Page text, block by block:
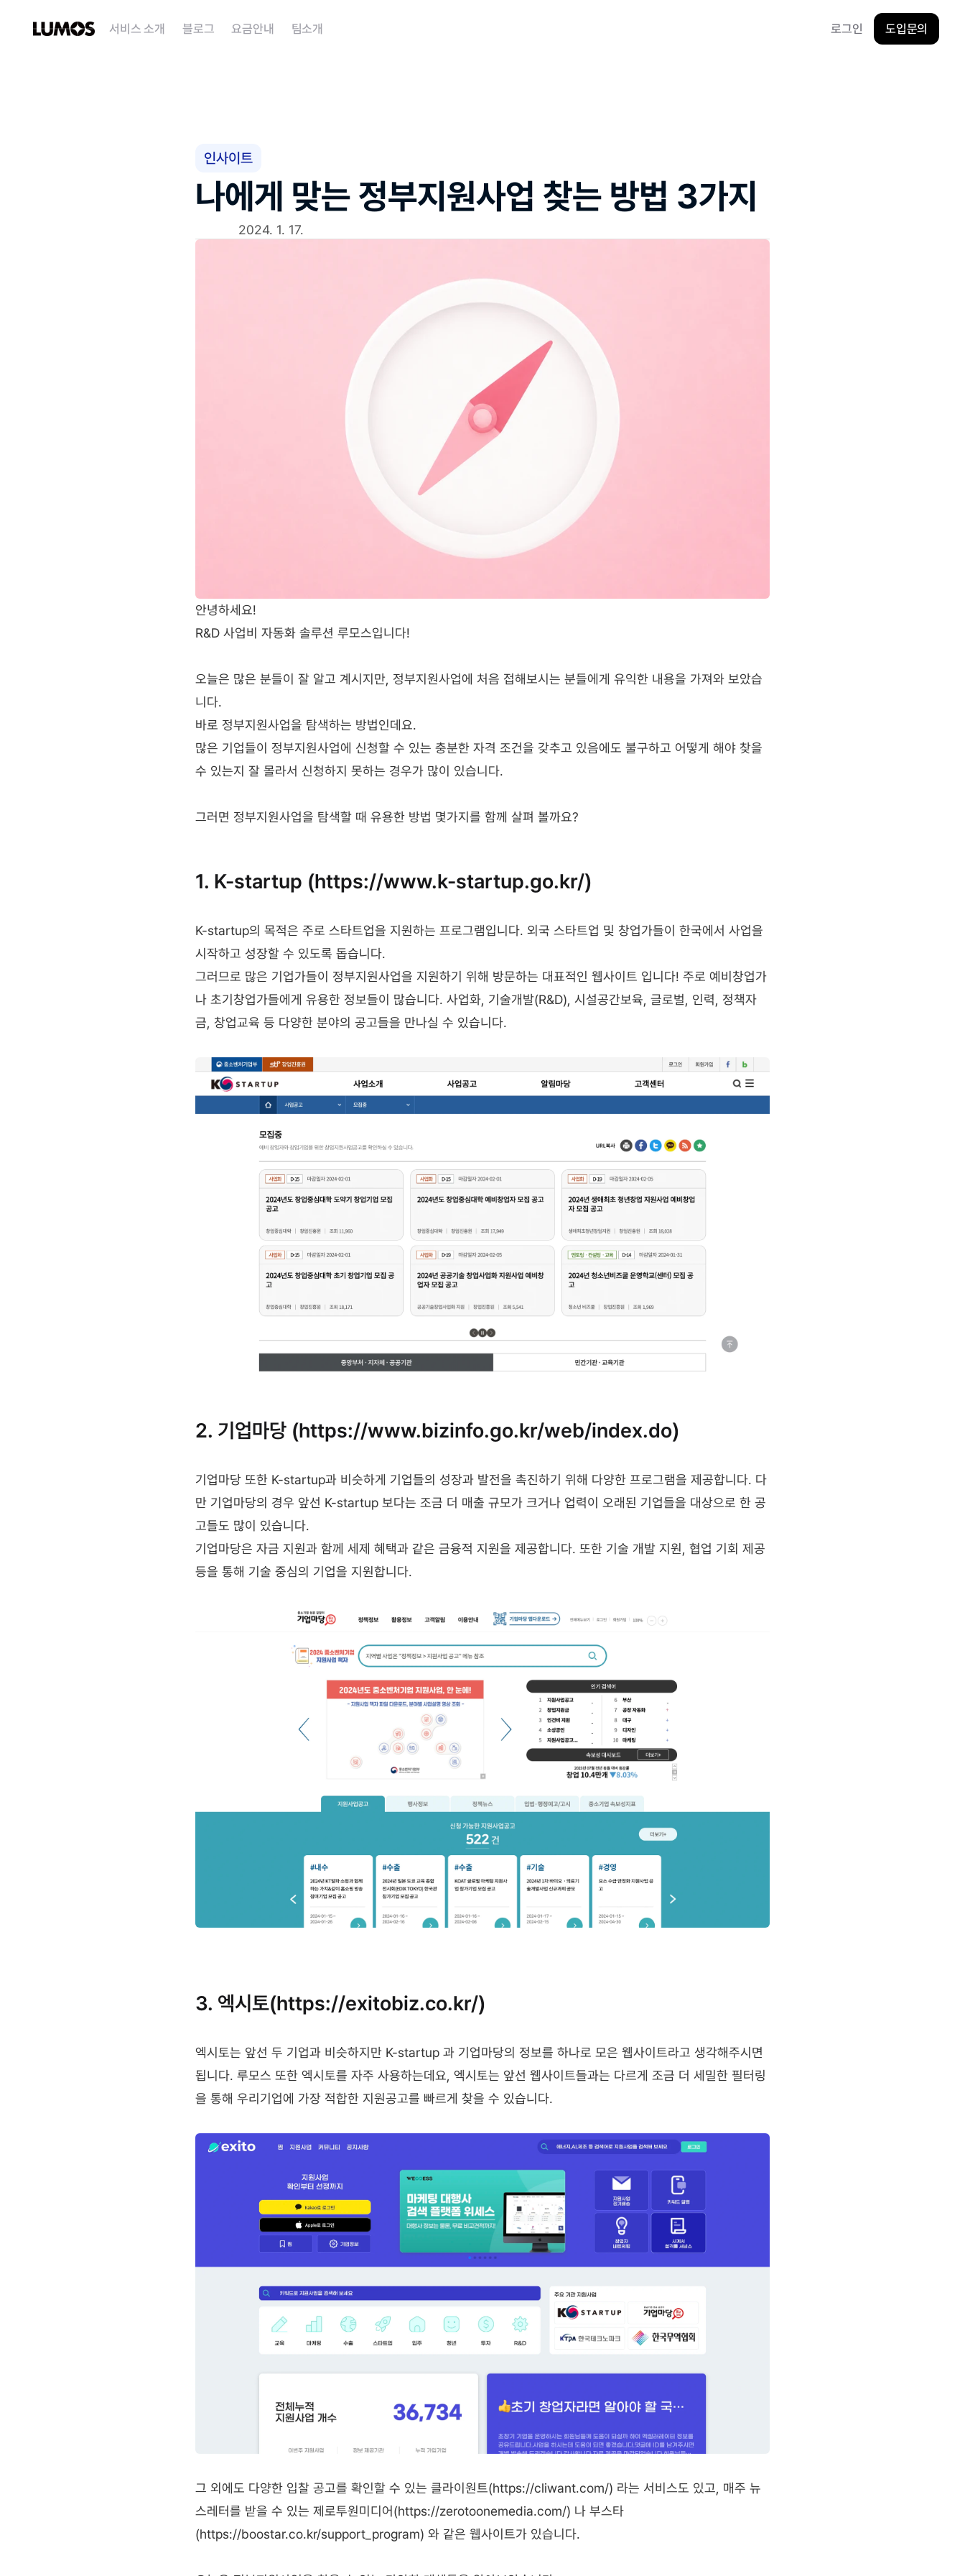
서비스 소개 블로그 요금안내 팀소개 로그인 도입문의
인사이트
나에게 맞는 정부지원사업 찾는 방법 3가지
2024. 1. 17.
안녕하세요!
R&D 사업비 자동화 솔루션 루모스입니다!
오늘은 많은 분들이 잘 알고 계시지만, 정부지원사업에 처음 접해보시는 분들에게 유익한 내용을 가져와 보았습
니다.
바로 정부지원사업을 탐색하는 방법인데요.
많은 기업들이 정부지원사업에 신청할 수 있는 충분한 자격 조건을 갖추고 있음에도 불구하고 어떻게 해야 찾을
수 있는지 잘 몰라서 신청하지 못하는 경우가 많이 있습니다.
그러면 정부지원사업을 탐색할 때 유용한 방법 몇가지를 함께 살펴 볼까요?
1. K-startup (https://www.k-startup.go.kr/)
K-startup의 목적은 주로 스타트업을 지원하는 프로그램입니다. 외국 스타트업 및 창업가들이 한국에서 사업을
시작하고 성장할 수 있도록 돕습니다.
그러므로 많은 기업가들이 정부지원사업을 지원하기 위해 방문하는 대표적인 웹사이트 입니다! 주로 예비창업가
나 초기창업가들에게 유용한 정보들이 많습니다. 사업화, 기술개발(R&D), 시설공간보육, 글로벌, 인력, 정책자
금, 창업교육 등 다양한 분야의 공고들을 만나실 수 있습니다.
2. 기업마당 (https://www.bizinfo.go.kr/web/index.do)
기업마당 또한 K-startup과 비슷하게 기업들의 성장과 발전을 촉진하기 위해 다양한 프로그램을 제공합니다. 다
만 기업마당의 경우 앞선 K-startup 보다는 조금 더 매출 규모가 크거나 업력이 오래된 기업들을 대상으로 한 공
고들도 많이 있습니다.
기업마당은 자금 지원과 함께 세제 혜택과 같은 금융적 지원을 제공합니다. 또한 기술 개발 지원, 협업 기회 제공
등을 통해 기술 중심의 기업을 지원합니다.
3. 엑시토(https://exitobiz.co.kr/)
엑시토는 앞선 두 기업과 비슷하지만 K-startup 과 기업마당의 정보를 하나로 모은 웹사이트라고 생각해주시면
됩니다. 루모스 또한 엑시토를 자주 사용하는데요, 엑시토는 앞선 웹사이트들과는 다르게 조금 더 세밀한 필터링
을 통해 우리기업에 가장 적합한 지원공고를 빠르게 찾을 수 있습니다.
그 외에도 다양한 입찰 공고를 확인할 수 있는 클라이원트(https://cliwant.com/) 라는 서비스도 있고, 매주 뉴
스레터를 받을 수 있는 제로투원미디어(https://zerotoonemedia.com/) 나 부스타
(https://boostar.co.kr/support_program) 와 같은 웹사이트가 있습니다.